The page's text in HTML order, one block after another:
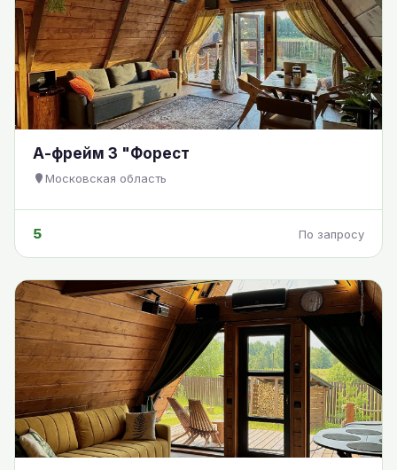
А-фрейм 3 "Форест
Московская область
5 По запросу